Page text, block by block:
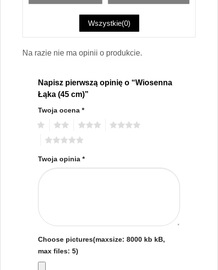
Wszystkie(0)
Na razie nie ma opinii o produkcie.
Napisz pierwszą opinię o “Wiosenna
Łąka (45 cm)”
Twoja ocena *
Twoja opinia *
Choose pictures(maxsize: 8000 kb kB,
max files: 5)